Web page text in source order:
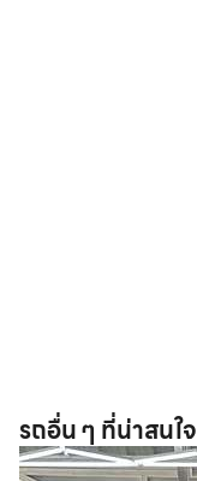
รถอื่น ๆ ที่น่าสนใจ